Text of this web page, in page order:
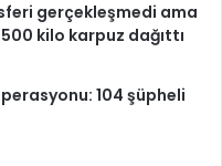
gerçekleşmedi ama
kilo karpuz dağıttı
104 şüpheli